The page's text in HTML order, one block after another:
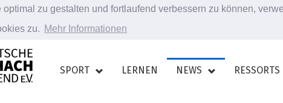
zu gestalten und fortlaufend verbessern zu können,
zu. Mehr Informationen
SPORT LERNEN NEWS RESSORTS